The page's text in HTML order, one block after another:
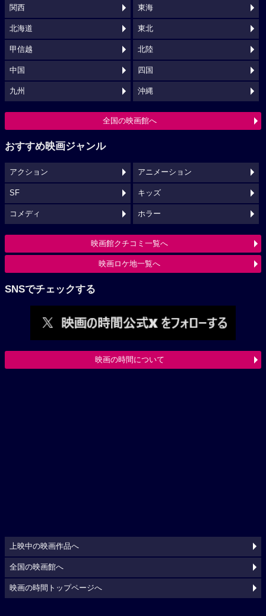
関西 東海
北海道 東北
甲信越 北陸
中国 四国
九州 沖縄
全国の映画館へ
おすすめ映画ジャンル
アクション アニメーション
SF キッズ
コメディ ホラー
映画館クチコミ一覧へ
映画ロケ地一覧へ
SNSでチェックする
映画の時間について
上映中の映画作品へ
全国の映画館へ
映画の時間トップページへ